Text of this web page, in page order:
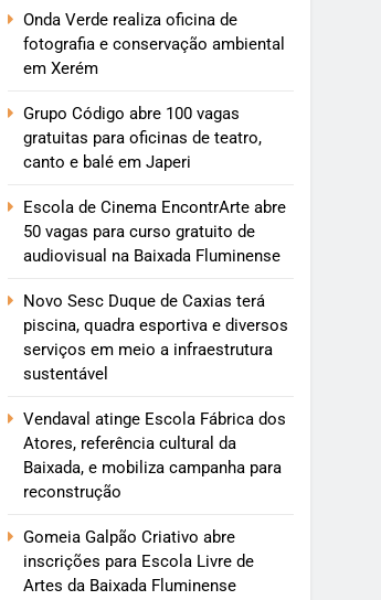
Onda Verde realiza oficina de
fotografia e conservação ambiental
em Xerém
Grupo Código abre 100 vagas
gratuitas para oficinas de teatro,
canto e balé em Japeri
Escola de Cinema EncontrArte abre
50 vagas para curso gratuito de
audiovisual na Baixada Fluminense
Novo Sesc Duque de Caxias terá
piscina, quadra esportiva e diversos
serviços em meio a infraestrutura
sustentável
Vendaval atinge Escola Fábrica dos
Atores, referência cultural da
Baixada, e mobiliza campanha para
reconstrução
Gomeia Galpão Criativo abre
inscrições para Escola Livre de
Artes da Baixada Fluminense